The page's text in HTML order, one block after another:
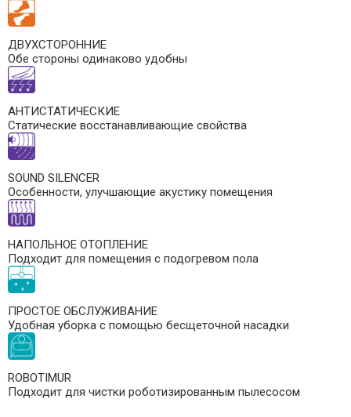
ДВУХСТОРОННИЕ
Обе стороны одинаково удобны
АНТИСТАТИЧЕСКИЕ
Статические восстанавливающие свойства
SOUND SILENCER
Особенности, улучшающие акустику помещения
НАПОЛЬНОЕ ОТОПЛЕНИЕ
Подходит для помещения с подогревом пола
ПРОСТОЕ ОБСЛУЖИВАНИЕ
Удобная уборка с помощью бесщеточной насадки
ROBOTIMUR
Подходит для чистки роботизированным пылесосом